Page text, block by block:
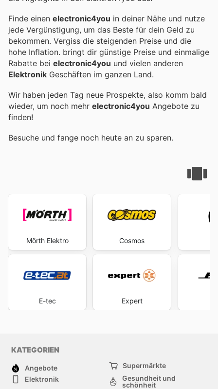
Finde einen electronic4you in deiner Nähe und nutze
jede Vergünstigung, um das Beste für dein Geld zu
bekommen. Vergiss die steigenden Preise und die
hohe Inflation. bringt dir günstige Preise und einmalige
Rabatte bei electronic4you und vielen anderen
Elektronik Geschäften im ganzen Land.
Wir haben jeden Tag neue Prospekte, also komm bald
wieder, um noch mehr electronic4you Angebote zu
finden!
Besuche und fange noch heute an zu sparen.
Mörth Elektro
E-tec
Cosmos
Expert
KATEGORIEN
Angebote
Supermärkte
Elektronik
Gesundheit und
schönheit